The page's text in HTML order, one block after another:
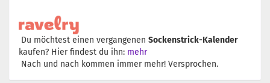
Du möchtest einen vergangenen Sockenstrick-Kalender
kaufen? Hier findest du ihn: mehr
Nach und nach kommen immer mehr! Versprochen.